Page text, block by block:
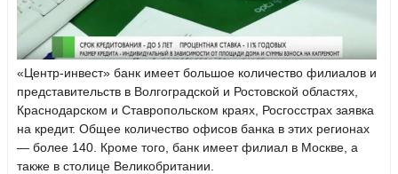
«Центр-инвест» банк имеет большое количество филиалов и
представительств в Волгоградской и Ростовской областях,
Краснодарском и Ставропольском краях, Росгосстрах заявка
на кредит. Общее количество офисов банка в этих регионах
— более 140. Кроме того, банк имеет филиал в Москве, а
также в столице Великобритании.